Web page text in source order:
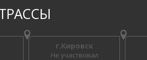
г.Кировск
Не участвовал